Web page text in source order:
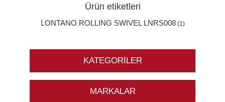
Ürün etiketleri
LONTANO ROLLING SWIVEL LNRS008 (1)
KATEGORILER
MARKALAR